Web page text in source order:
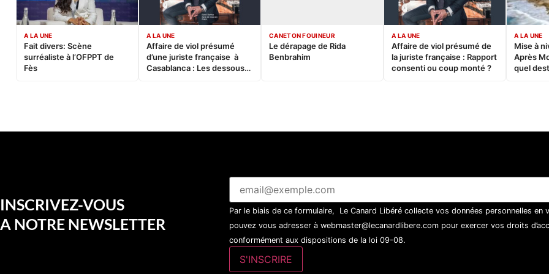
A LA UNE
Fait divers: Scène
surréaliste à l’OFPPT de
Fès
A LA UNE
Affaire de viol présumé
d’une juriste française à
Casablanca : Les dessous
CANETON FOUINEUR
Le dérapage de Rida
Benbrahim
A LA UNE
Affaire de viol présumé de
la juriste française : Rapport
consenti ou coup monté ?
A LA UNE
Mise à
Après
quel
INSCRIVEZ-VOUS
A NOTRE NEWSLETTER
Par le biais de ce formulaire, Le Canard Libéré collecte vos données personnelles en
pouvez vous adresser à webmaster@lecanardlibere.com pour exercer vos droits
conformément aux dispositions de la loi 09-08.